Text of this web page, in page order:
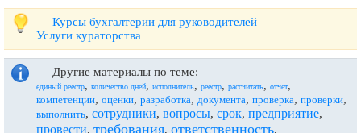
Курсы бухгалтерии для руководителей
Услуги кураторства
Другие материалы по теме:
единый реестр, количество дней, исполнитель, реестр, рассчитать, отчет,
компетенции, оценки, разработка, документа, проверка, проверки,
выполнить, сотрудники, вопросы, срок, предприятие,
провести, требования, ответственность,